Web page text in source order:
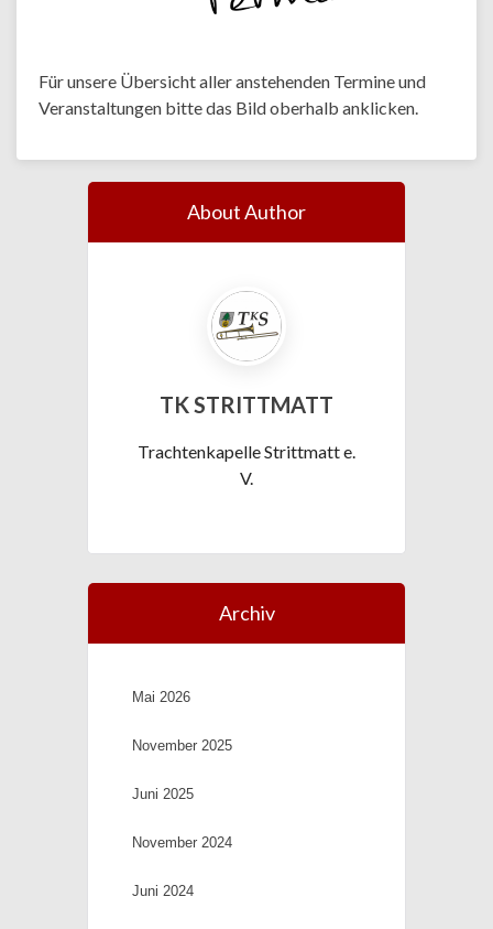
Für unsere Übersicht aller anstehenden Termine und
Veranstaltungen bitte das Bild oberhalb anklicken.
About Author
TK STRITTMATT
Trachtenkapelle Strittmatt e.
V.
Archiv
Mai 2026
November 2025
Juni 2025
November 2024
Juni 2024